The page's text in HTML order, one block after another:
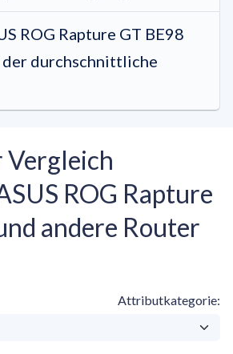
ROG Rapture GT BE98
der durchschnittliche
Vergleich
ROG Rapture
andere Router
Attributkategorie